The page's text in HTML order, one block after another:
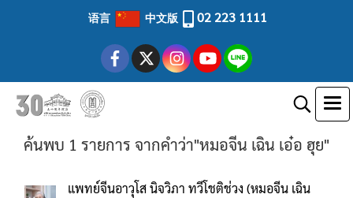
语言 中文版 02 223 1111
ค้นพบ 1 รายการ จากคำว่า"หมอจีน เฉิน เอ๋อ ฮุย"
แพทย์จีนอาวุโส นิจวิภา ทวีโชติช่วง (หมอจีน เฉิน